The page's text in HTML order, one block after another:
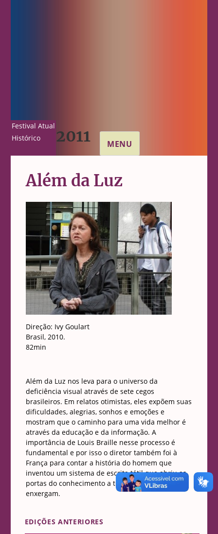
Festival Atual
Histórico
2011 MENU
Além da Luz
Direção: Ivy Goulart
Brasil, 2010.
82min
Além da Luz nos leva para o universo da
deficiência visual através de sete cegos
brasileiros. Em relatos otimistas, eles expõem suas
dificuldades, alegrias, sonhos e emoções e
mostram que o caminho para uma vida melhor é
através da educação e da informação. A
importância de Louis Braille nesse processo é
fundamental e por isso o diretor também foi à
França para contar a história do homem que
inventou um sistema de escrita tátil que abriu as
portas do conhecimento a todos aqueles que não
enxergam.
EDIÇÕES ANTERIORES